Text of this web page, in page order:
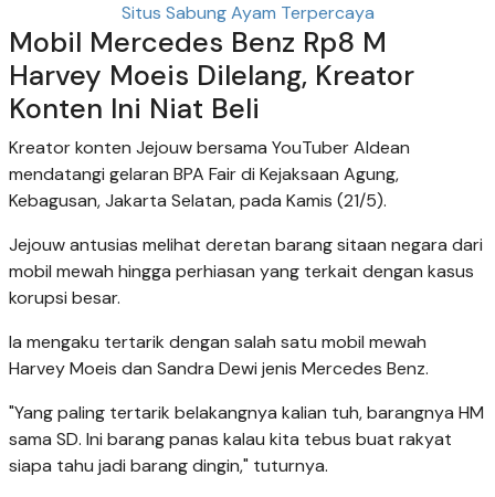
Situs Sabung Ayam Terpercaya
Mobil Mercedes Benz Rp8 M
Harvey Moeis Dilelang, Kreator
Konten Ini Niat Beli
Kreator konten Jejouw bersama YouTuber Aldean
mendatangi gelaran BPA Fair di Kejaksaan Agung,
Kebagusan, Jakarta Selatan, pada Kamis (21/5).
Jejouw antusias melihat deretan barang sitaan negara dari
mobil mewah hingga perhiasan yang terkait dengan kasus
korupsi besar.
Ia mengaku tertarik dengan salah satu mobil mewah
Harvey Moeis dan Sandra Dewi jenis Mercedes Benz.
"Yang paling tertarik belakangnya kalian tuh, barangnya HM
sama SD. Ini barang panas kalau kita tebus buat rakyat
siapa tahu jadi barang dingin," tuturnya.